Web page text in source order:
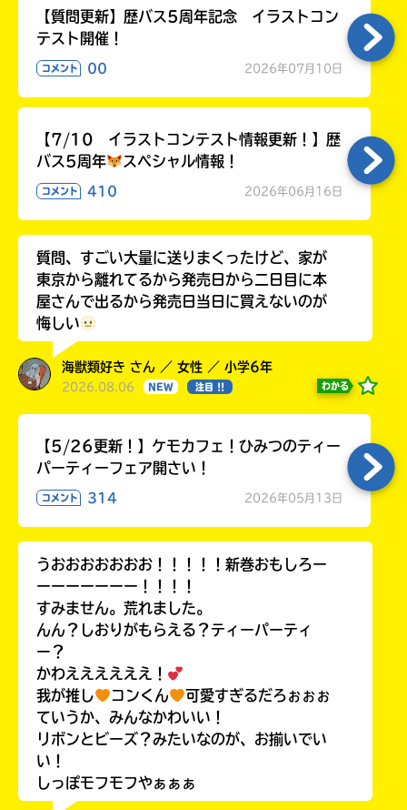
【質問更新】歴バス5周年記念 イラストコン
テスト開催！
コメント 00 2026年07月10日
【7/10 イラストコンテスト情報更新！】歴
バス5周年
スペシャル情報！
コメント 410 2026年06月16日
質問、すごい大量に送りまくったけど、家が
東京から離れてるから発売日から二日目に本
屋さんで出るから発売日当日に買えないのが
悔しい
海獣類好き さん ／ 女性 ／ 小学6年
2026.08.06 NEW 注目 !! わかる
【5/26更新！】ケモカフェ！ひみつのティー
パーティーフェア開さい！
コメント 314 2026年05月13日
うおおおおおおお！！！！！新巻おもしろー
ーーーーーーー！！！！
すみません。荒れました。
んん？しおりがもらえる？ティーパーティ
ー？
かわええええええ！
我が推し
コンくん
可愛すぎるだろぉぉぉ
ていうか、みんなかわいい！
リボンとビーズ？みたいなのが、お揃いでい
い！
しっぽモフモフやぁぁぁ